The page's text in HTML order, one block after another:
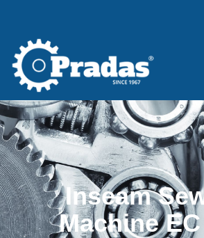
Inseam
Machine